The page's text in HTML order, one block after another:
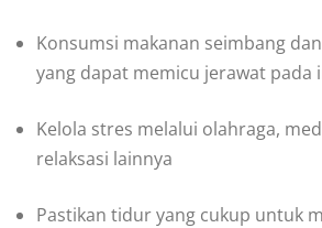
Konsumsi makanan seimbang
yang dapat memicu jerawat
Kelola stres melalui olahraga,
relaksasi lainnya
Pastikan tidur yang cukup untuk